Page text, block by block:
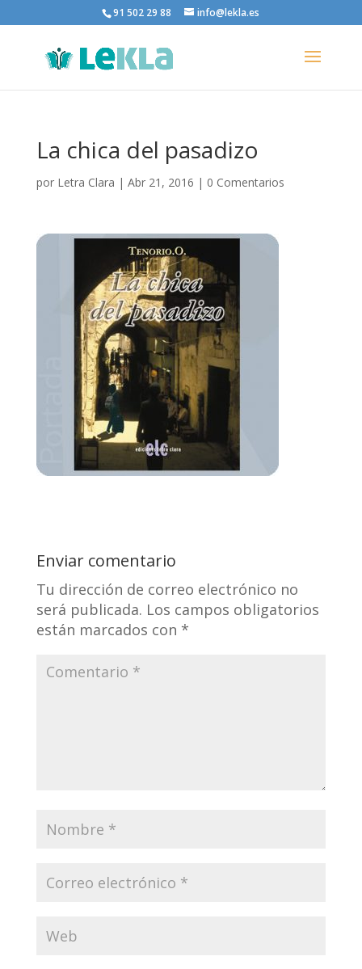
91 502 29 88 info@lekla.es
La chica del pasadizo
por Letra Clara | Abr 21, 2016 | 0 Comentarios
Enviar comentario
Tu dirección de correo electrónico no
será publicada. Los campos obligatorios
están marcados con *